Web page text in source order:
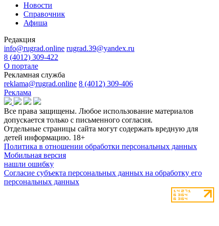
Новости
Справочник
Афиша
Редакция
info@rugrad.online rugrad.39@yandex.ru
8 (4012) 309-422
О портале
Рекламная служба
reklama@rugrad.online 8 (4012) 309-406
Реклама
Все права защищены. Любое использование материалов
допускается только с письменного согласия.
Отдельные страницы сайта могут содержать вредную для
детей информацию. 18+
Политика в отношении обработки персональных данных
Мобильная версия
нашли ошибку
Согласие субъекта персональных данных на обработку его
персональных данных